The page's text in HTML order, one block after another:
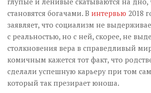
становятся богачами. В интервью 2018
заявляет, что социализм не
с реальностью, но с ней, скорее, не
столкновения вера в справедливый
комичным кажется тот факт, что
сделали успешную карьеру при том
который так презирает юноша.